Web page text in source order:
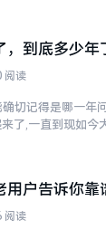
到底多少年
阅读
切记得是哪一
了,一直到现如今
户告诉你靠
阅读